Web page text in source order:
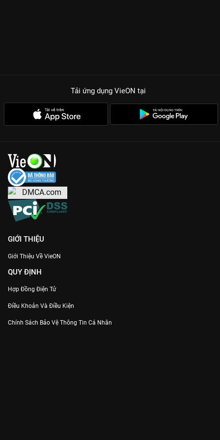
Tải ứng dụng VieON tại
GIỚI THIỆU
Giới Thiệu Về VieON
QUY ĐỊNH
Hợp Đồng Điện Tử
Điều Khoản Và Điều Kiện
Chính Sách Bảo Vệ Thông Tin Cá Nhân